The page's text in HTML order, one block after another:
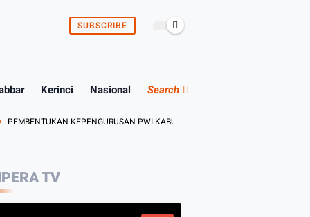
SUBSCRIBE
Kerinci Nasional Search
KEPENGURUSAN PWI KABUPATEN BUNGO DAN TEBO ADA DITANGAN
TV